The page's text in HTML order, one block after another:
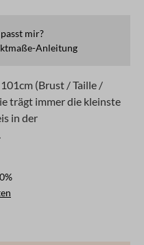
mir?
Anleitung
(Brust / Taille /
trägt immer die kleinste
in der